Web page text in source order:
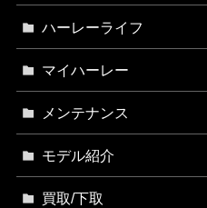
ハーレーライフ
マイハーレー
メンテナンス
モデル紹介
買取/下取